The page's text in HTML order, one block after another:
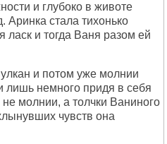
и глубоко в животе
Аринка стала тихонько
ласк и тогда Ваня разом ей
и потом уже молнии
лишь немного придя в себя
молнии, а толчки Ваниного
чувств она